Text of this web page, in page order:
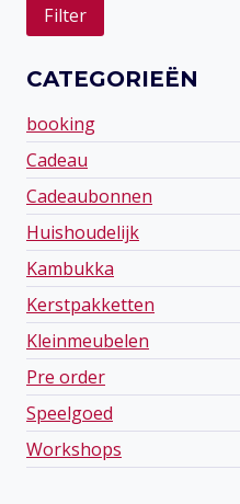
Filter
CATEGORIEËN
booking
Cadeau
Cadeaubonnen
Huishoudelijk
Kambukka
Kerstpakketten
Kleinmeubelen
Pre order
Speelgoed
Workshops